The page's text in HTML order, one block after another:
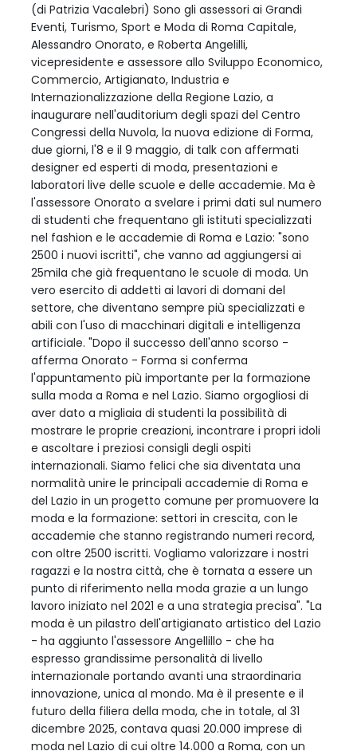
(di Patrizia Vacalebri) Sono gli assessori ai Grandi
Eventi, Turismo, Sport e Moda di Roma Capitale,
Alessandro Onorato, e Roberta Angelilli,
vicepresidente e assessore allo Sviluppo Economico,
Commercio, Artigianato, Industria e
Internazionalizzazione della Regione Lazio, a
inaugurare nell'auditorium degli spazi del Centro
Congressi della Nuvola, la nuova edizione di Forma,
due giorni, l'8 e il 9 maggio, di talk con affermati
designer ed esperti di moda, presentazioni e
laboratori live delle scuole e delle accademie. Ma è
l'assessore Onorato a svelare i primi dati sul numero
di studenti che frequentano gli istituti specializzati
nel fashion e le accademie di Roma e Lazio: "sono
2500 i nuovi iscritti", che vanno ad aggiungersi ai
25mila che già frequentano le scuole di moda. Un
vero esercito di addetti ai lavori di domani del
settore, che diventano sempre più specializzati e
abili con l'uso di macchinari digitali e intelligenza
artificiale. "Dopo il successo dell'anno scorso -
afferma Onorato - Forma si conferma
l'appuntamento più importante per la formazione
sulla moda a Roma e nel Lazio. Siamo orgogliosi di
aver dato a migliaia di studenti la possibilità di
mostrare le proprie creazioni, incontrare i propri idoli
e ascoltare i preziosi consigli degli ospiti
internazionali. Siamo felici che sia diventata una
normalità unire le principali accademie di Roma e
del Lazio in un progetto comune per promuovere la
moda e la formazione: settori in crescita, con le
accademie che stanno registrando numeri record,
con oltre 2500 iscritti. Vogliamo valorizzare i nostri
ragazzi e la nostra città, che è tornata a essere un
punto di riferimento nella moda grazie a un lungo
lavoro iniziato nel 2021 e a una strategia precisa". "La
moda è un pilastro dell'artigianato artistico del Lazio
- ha aggiunto l'assessore Angellillo - che ha
espresso grandissime personalità di livello
internazionale portando avanti una straordinaria
innovazione, unica al mondo. Ma è il presente e il
futuro della filiera della moda, che in totale, al 31
dicembre 2025, contava quasi 20.000 imprese di
moda nel Lazio di cui oltre 14.000 a Roma, con un